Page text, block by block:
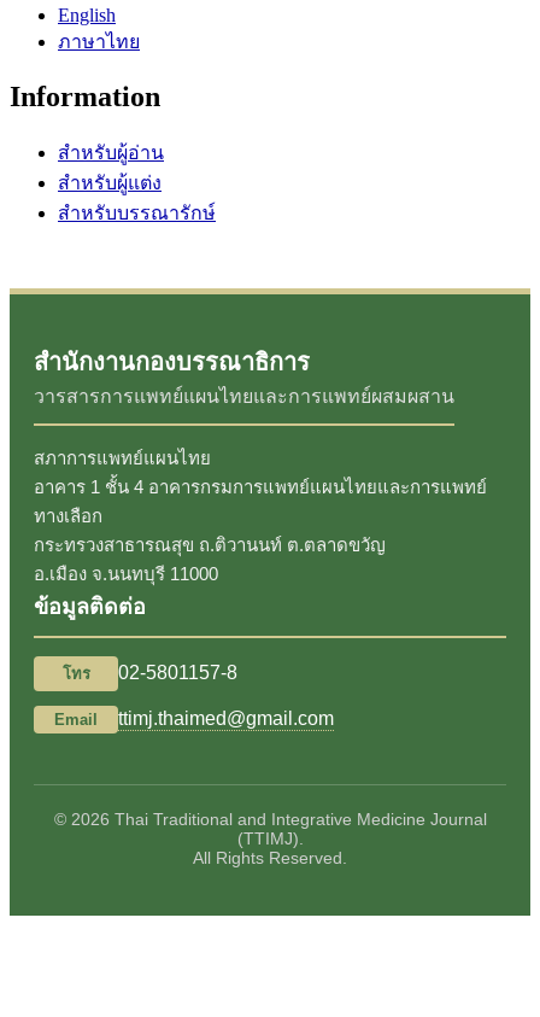
English
ภาษาไทย
Information
สำหรับผู้อ่าน
สำหรับผู้แต่ง
สำหรับบรรณารักษ์
สำนักงานกองบรรณาธิการ
วารสารการแพทย์แผนไทยและการแพทย์ผสมผสาน
สภาการแพทย์แผนไทย
อาคาร 1 ชั้น 4 อาคารกรมการแพทย์แผนไทยและการแพทย์
ทางเลือก
กระทรวงสาธารณสุข ถ.ติวานนท์ ต.ตลาดขวัญ
อ.เมือง จ.นนทบุรี 11000
ข้อมูลติดต่อ
โทร 02-5801157-8
Email ttimj.thaimed@gmail.com
© 2026 Thai Traditional and Integrative Medicine Journal
(TTIMJ).
All Rights Reserved.